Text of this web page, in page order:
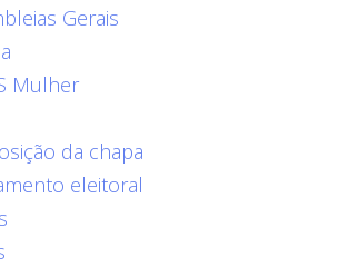
Gerais
Mulher
da chapa
eleitoral